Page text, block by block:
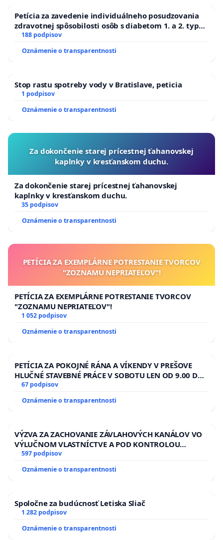
podania tejto petície. Osobne údaje budú spracúvané
po dobu 2 rokov
podpisovateľov petície.
Petícia za zavedenie individuálneho posudzovania
zdravotnej spôsobilosti osôb s diabetom 1. a 2. typu
pri prijímaní do Policajného zboru SR
188 podpisov
Oznámenie o transparentnosti
Stop rastu spotreby vody v Bratislave, peticia
1 podpisov
Oznámenie o transparentnosti
Za dokončenie starej prícestnej ťahanovskej
kaplnky v kresťanskom duchu.
Za dokončenie starej prícestnej ťahanovskej
kaplnky v kresťanskom duchu.
35 podpisov
Oznámenie o transparentnosti
PETÍCIA ZA EXEMPLÁRNE POTRESTANIE TVORCOV
"ZOZNAMU NEPRIATEĽOV"!
PETÍCIA ZA EXEMPLÁRNE POTRESTANIE TVORCOV
"ZOZNAMU NEPRIATEĽOV"!
1 052 podpisov
Oznámenie o transparentnosti
PETÍCIA ZA POKOJNÉ RÁNA A VÍKENDY V PREŠOVE
HLUČNÉ STAVEBNÉ PRÁCE V SOBOTU LEN OD 9.00 DO
13.00 HOD., CEZ PRACOVNÝ TÝŽDEŇ CIEĽ 8.00 – 18.00
HOD. A PRAVIDELNÁ KONTROLA STAVBY C-AREA NA
ĎUMBIERSKEJ/MAGU
67 podpisov
Oznámenie o transparentnosti
VÝZVA ZA ZACHOVANIE ZÁVLAHOVÝCH KANÁLOV VO
VÝLUČNOM VLASTNÍCTVE A POD KONTROLOU
SLOVENSKEJ REPUBLIKY & žiadosť na riešenie
zanedbaného stavu závlahových a odvodňovacích
kanálov na Slovensku
597 podpisov
Oznámenie o transparentnosti
Spoločne za budúcnosť Letiska Sliač
1 282 podpisov
Oznámenie o transparentnosti